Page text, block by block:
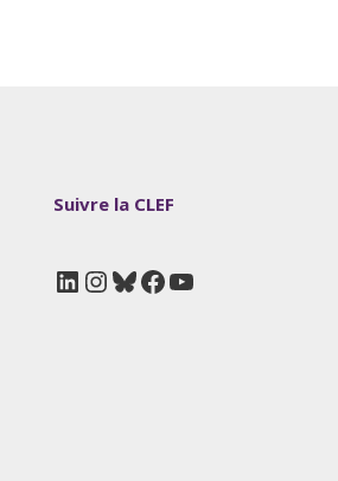
Suivre la CLEF
LinkedIn
Instagram
Bluesky
Facebook
YouTube